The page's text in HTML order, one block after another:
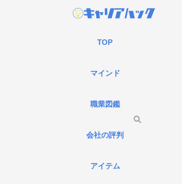
TOP
マインド
職業図鑑
会社の評判
アイテム